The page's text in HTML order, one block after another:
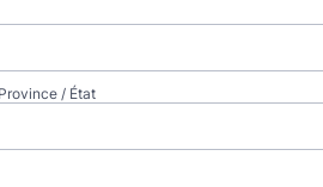
Province / État